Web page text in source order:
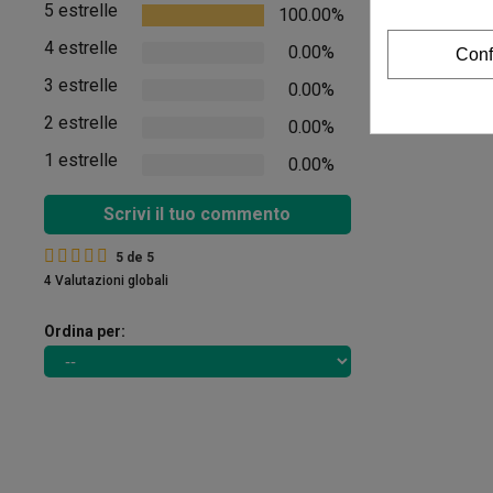
5 estrelle
100.00%
4 estrelle
0.00%
3 estrelle
0.00%
2 estrelle
0.00%
1 estrelle
0.00%
Scrivi il tuo commento
5 de 5
4 Valutazioni globali
Ordina per: